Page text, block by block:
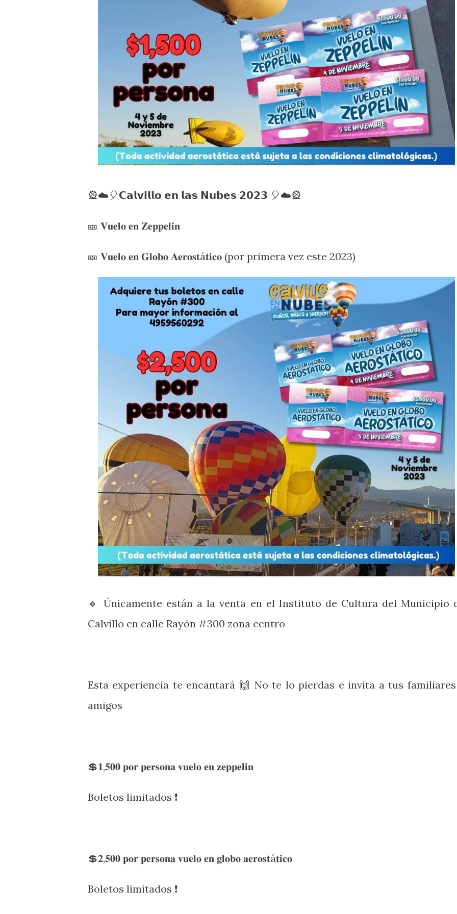
🎡☁️🎈𝗖𝗮𝗹𝘃𝗶𝗹𝗹𝗼 𝗲𝗻 𝗹𝗮𝘀 𝗡𝘂𝗯𝗲𝘀 𝟮𝟬𝟮𝟯 🎈☁️🎡
🎫 𝐕𝐮𝐞𝐥𝐨 𝐞𝐧 𝐙𝐞𝐩𝐩𝐞𝐥𝐢𝐧
🎫 𝐕𝐮𝐞𝐥𝐨 𝐞𝐧 𝐆𝐥𝐨𝐛𝐨 𝐀𝐞𝐫𝐨𝐬𝐭á𝐭𝐢𝐜𝐨 (por primera vez este 2023)
🔸 Únicamente están a la venta en el Instituto de Cultura del Municipio
Calvillo en calle Rayón #300 zona centro
Esta experiencia te encantará 🙌 No te lo pierdas e invita a tus
amigos
💲𝟏,𝟓𝟎𝟎 𝐩𝐨𝐫 𝐩𝐞𝐫𝐬𝐨𝐧𝐚 𝐯𝐮𝐞𝐥𝐨 𝐞𝐧 𝐳𝐞𝐩𝐩𝐞𝐥𝐢𝐧
Boletos limitados ❗️
💲𝟐,𝟓𝟎𝟎 𝐩𝐨𝐫 𝐩𝐞𝐫𝐬𝐨𝐧𝐚 𝐯𝐮𝐞𝐥𝐨 𝐞𝐧 𝐠𝐥𝐨𝐛𝐨 𝐚𝐞𝐫𝐨𝐬𝐭á𝐭𝐢𝐜𝐨
Boletos limitados ❗️